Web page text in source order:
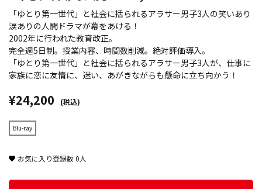
「ゆとり第一世代」と社会に括られるアラサー男子3人の笑いあり
涙ありの人間ドラマが幕をあける！
2002年に行われた教育改正。
完全週5日制。授業内容、時間数削減。絶対評価導入。
「ゆとり第一世代」と社会に括られるアラサー男子3人が、仕事に
家族に恋に友情に、迷い、あがきながらも懸命に立ち向かう！
¥24,200 (税込)
Blu-ray
お気に入り登録数0人